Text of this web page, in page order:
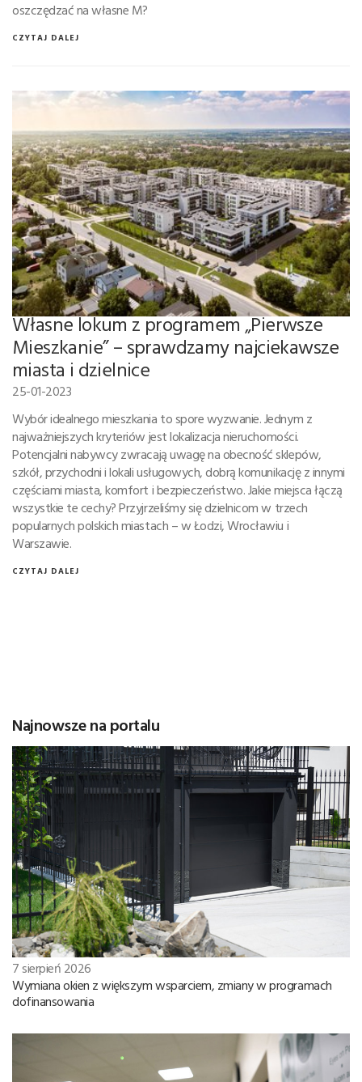
oszczędzać na własne M?
CZYTAJ DALEJ
Własne lokum z programem „Pierwsze
Mieszkanie” – sprawdzamy najciekawsze
miasta i dzielnice
25-01-2023
Wybór idealnego mieszkania to spore wyzwanie. Jednym z
najważniejszych kryteriów jest lokalizacja nieruchomości.
Potencjalni nabywcy zwracają uwagę na obecność sklepów,
szkół, przychodni i lokali usługowych, dobrą komunikację z innymi
częściami miasta, komfort i bezpieczeństwo. Jakie miejsca łączą
wszystkie te cechy? Przyjrzeliśmy się dzielnicom w trzech
popularnych polskich miastach – w Łodzi, Wrocławiu i
Warszawie.
CZYTAJ DALEJ
Najnowsze na portalu
7 sierpień 2026
Wymiana okien z większym wsparciem, zmiany w programach
dofinansowania